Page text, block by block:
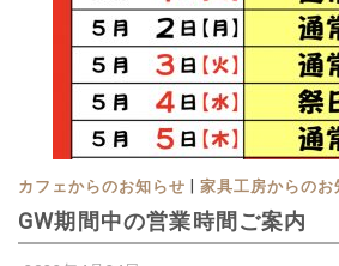
カフェからのお知らせ 家具工房からのお
GW期間中の営業時間ご案内